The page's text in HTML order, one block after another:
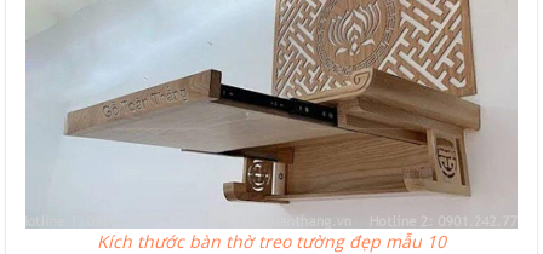
Kích thước bàn thờ treo tường đẹp mẫu 10